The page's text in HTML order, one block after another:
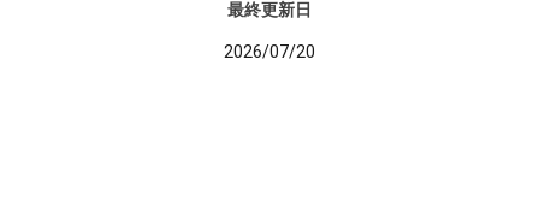
最終更新日
2026/07/20